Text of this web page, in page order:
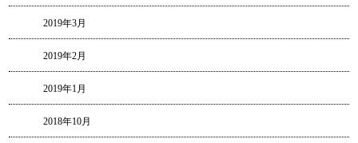
2019年3月
2019年2月
2019年1月
2018年10月